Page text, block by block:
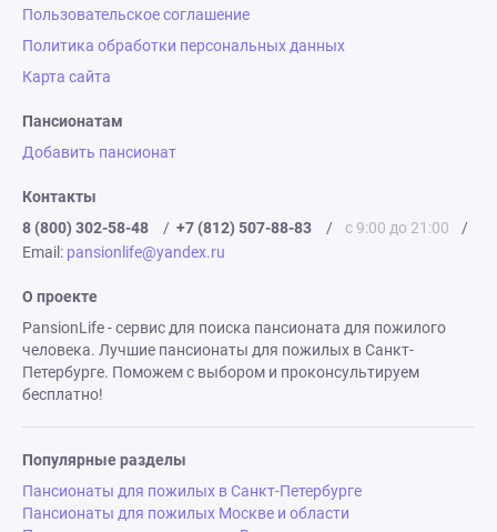
Пользовательское соглашение
Политика обработки персональных данных
Карта сайта
Пансионатам
Добавить пансионат
Контакты
8 (800) 302-58-48
/ +7 (812) 507-88-83 / с 9:00 до 21:00
/
Email: pansionlife@yandex.ru
О проекте
PansionLife - сервис для поиска пансионата для пожилого
человека. Лучшие пансионаты для пожилых в Санкт-
Петербурге. Поможем с выбором и проконсультируем
бесплатно!
Популярные разделы
Пансионаты для пожилых в Санкт-Петербурге
Пансионаты для пожилых Москве и области